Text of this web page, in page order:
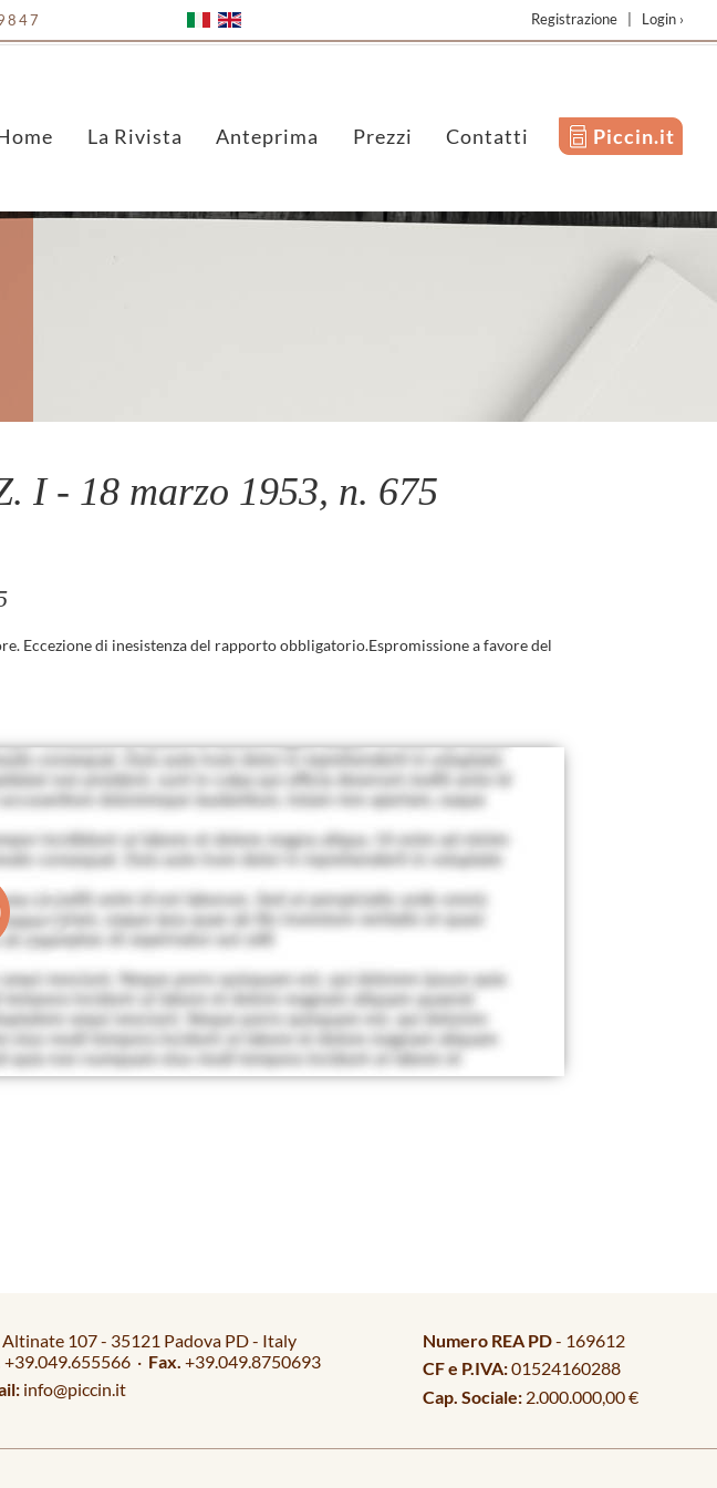
I - 18 marzo 1953, n. 675
Eccezione di inesistenza del rapporto obbligatorio.Espromissione a favore del
Registrazione| Login ›
La Rivista Anteprima Prezzi Contatti Piccin.it
107 - 35121 Padova PD - Italy
+39.049.655566 · Fax. +39.049.8750693
info@piccin.it
Numero REA PD- 169612
CF e P.IVA:01524160288
Cap. Sociale: 2.000.000,00 €